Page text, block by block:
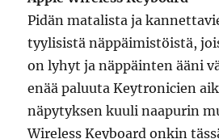
Pidän matalista ja
tyylisistä näppäimistöistä,
on lyhyt ja näppäinten ääni
enää paluuta Keytronicien
näpytyksen kuuli naapurin
Wireless Keyboard onkin